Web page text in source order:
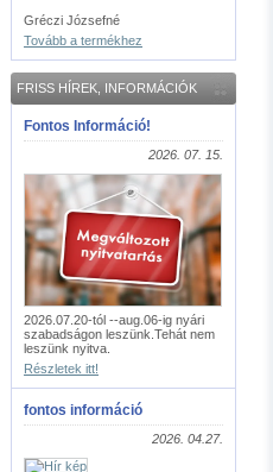
Gréczi Józsefné
Tovább a termékhez
FRISS HÍREK, INFORMÁCIÓK
Fontos Információ!
2026. 07. 15.
2026.07.20-tól --aug.06-ig nyári
szabadságon leszünk.Tehát nem
leszünk nyitva.
Részletek itt!
fontos információ
2026. 04.27.